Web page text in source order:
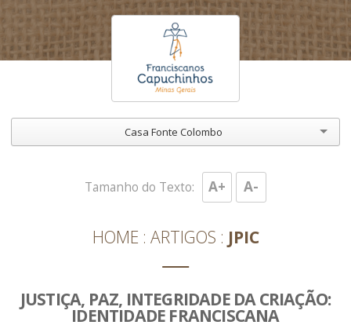
Casa Fonte Colombo
HOME ARTIGOS JPIC
Tamanho do Texto: A+ A-
JUSTIÇA, PAZ, INTEGRIDADE DA CRIAÇÃO:
IDENTIDADE FRANCISCANA